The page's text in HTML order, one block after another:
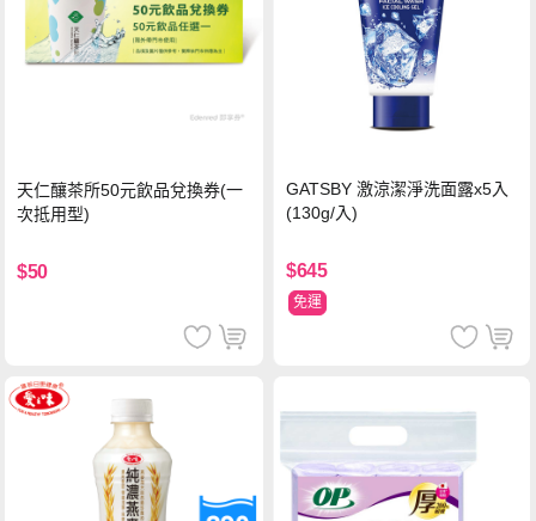
天仁釀茶所50元飲品兌換券(一
次抵用型)
$50
GATSBY 激涼潔淨洗面露x5入
(130g/入)
$645
免運